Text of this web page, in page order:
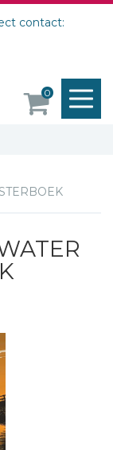
contact:
0